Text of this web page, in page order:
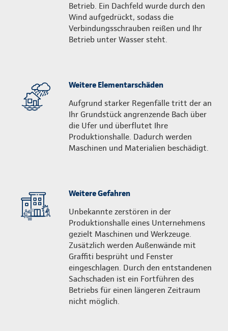
Betrieb. Ein Dachfeld wurde durch den
Wind aufgedrückt, sodass die
Verbindungs­schrauben reißen und Ihr
Betrieb unter Wasser steht.
Weitere Elementarschäden
Aufgrund starker Regenfälle tritt der an
Ihr Grundstück angrenzende Bach über
die Ufer und überflutet Ihre
Produktionshalle. Dadurch werden
Maschinen und Materialien beschädigt.
Weitere Gefahren
Unbekannte zerstören in der
Produktionshalle eines Unternehmens
gezielt Maschinen und Werkzeuge.
Zusätzlich werden Außenwände mit
Graffiti besprüht und Fenster
eingeschlagen. Durch den entstandenen
Sachschaden ist ein Fortführen des
Betriebs für einen längeren Zeitraum
nicht möglich.